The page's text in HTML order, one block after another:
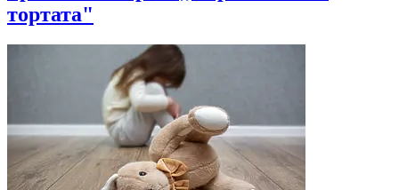
тортата"